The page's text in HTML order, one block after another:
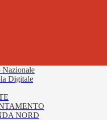
Nazionale
Digitale
NORD